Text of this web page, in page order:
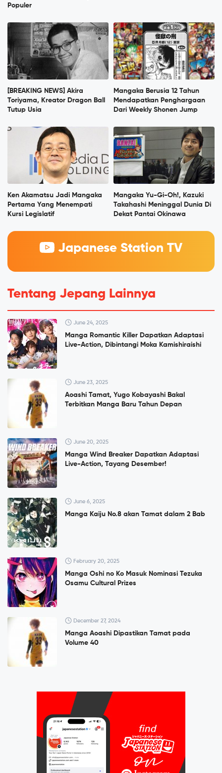
Populer
[BREAKING NEWS] Akira
Toriyama, Kreator Dragon Ball
Tutup Usia
Mangaka Berusia 12 Tahun
Mendapatkan Penghargaan
Dari Weekly Shonen Jump
Ken Akamatsu Jadi Mangaka
Pertama Yang Menempati
Kursi Legislatif
Mangaka Yu-Gi-Oh!, Kazuki
Takahashi Meninggal Dunia Di
Dekat Pantai Okinawa
Japanese Station TV
Tentang Jepang Lainnya
June 24, 2025
Manga Romantic Killer Dapatkan Adaptasi
Live-Action, Dibintangi Moka Kamishiraishi
June 23, 2025
Aoashi Tamat, Yugo Kobayashi Bakal
Terbitkan Manga Baru Tahun Depan
June 20, 2025
Manga Wind Breaker Dapatkan Adaptasi
Live-Action, Tayang Desember!
June 6, 2025
Manga Kaiju No.8 akan Tamat dalam 2 Bab
February 20, 2025
Manga Oshi no Ko Masuk Nominasi Tezuka
Osamu Cultural Prizes
December 27, 2024
Manga Aoashi Dipastikan Tamat pada
Volume 40